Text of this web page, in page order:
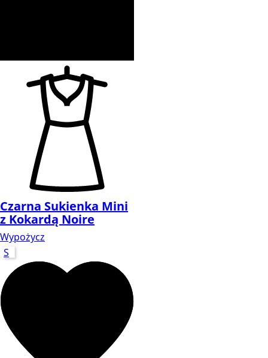
Czarna Sukienka Mini
z Kokardą Noire
Wypożycz
S